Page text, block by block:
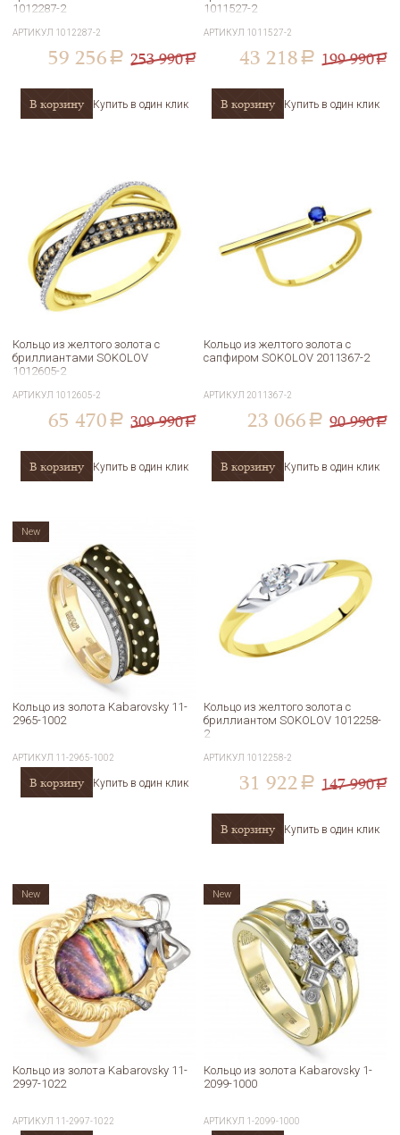
1012287-2
АРТИКУЛ 1012287-2
59 256 a 253 990a
В корзину Купить в один клик
1011527-2
АРТИКУЛ 1011527-2
43 218 a 199 990a
В корзину Купить в один клик
Кольцо из желтого золота с
бриллиантами SOKOLOV
1012605-2
АРТИКУЛ 1012605-2
65 470 a 309 990a
В корзину Купить в один клик
Кольцо из желтого золота с
сапфиром SOKOLOV 2011367-2
АРТИКУЛ 2011367-2
23 066 a 90 990a
В корзину Купить в один клик
Кольцо из золота Kabarovsky 11-
2965-1002
АРТИКУЛ 11-2965-1002
В корзину Купить в один клик
New
Кольцо из желтого золота с
бриллиантом SOKOLOV 1012258-
2
АРТИКУЛ 1012258-2
31 922 a 147 990a
В корзину Купить в один клик
Кольцо из золота Kabarovsky 11-
2997-1022
АРТИКУЛ 11-2997-1022
New
Кольцо из золота Kabarovsky 1-
2099-1000
АРТИКУЛ 1-2099-1000
New